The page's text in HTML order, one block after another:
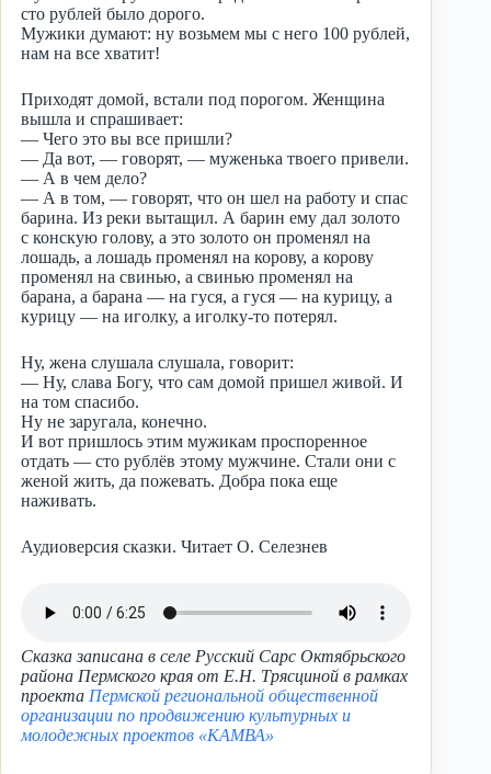
сто рублей было дорого.
Мужики думают: ну возьмем мы с него 100 рублей,
нам на все хватит!
Приходят домой, встали под порогом. Женщина
вышла и спрашивает:
— Чего это вы все пришли?
— Да вот, — говорят, — муженька твоего привели.
— А в чем дело?
— А в том, — говорят, что он шел на работу и спас
барина. Из реки вытащил. А барин ему дал золото
с конскую голову, а это золото он променял на
лошадь, а лошадь променял на корову, а корову
променял на свинью, а свинью променял на
барана, а барана — на гуся, а гуся — на курицу, а
курицу — на иголку, а иголку-то потерял.
Ну, жена слушала слушала, говорит:
— Ну, слава Богу, что сам домой пришел живой. И
на том спасибо.
Ну не заругала, конечно.
И вот пришлось этим мужикам проспоренное
отдать — сто рублёв этому мужчине. Стали они с
женой жить, да пожевать. Добра пока еще
наживать.
Аудиоверсия сказки. Читает О. Селезнев
Сказка записана в селе Русский Сарс Октябрьского
района Пермского края от Е.Н. Трясциной в рамках
проекта Пермской региональной общественной
организации по продвижению культурных и
молодежных проектов «КАМВА»